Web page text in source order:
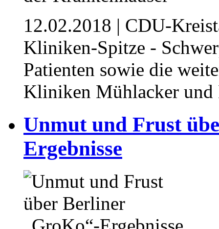
12.02.2018 | CDU-
Kliniken-Spitze -
Patienten sowie die
Kliniken Mühlacker und
Unmut und Frust
Ergebnisse